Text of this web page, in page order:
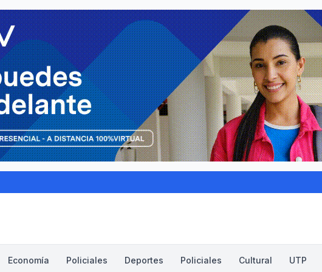
Economía Policiales Deportes Policiales Cultural UTP